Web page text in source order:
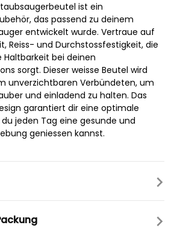
ist ein
das passend zu deinem
entwickelt wurde. Vertraue auf
Reiss- und Durchstossfestigkeit, die
Haltbarkeit bei deinen
sorgt. Dieser weisse Beutel wird
unverzichtbaren Verbündeten, um
und einladend zu halten. Das
garantiert dir eine optimale
jeden Tag eine gesunde und
geniessen kannst.